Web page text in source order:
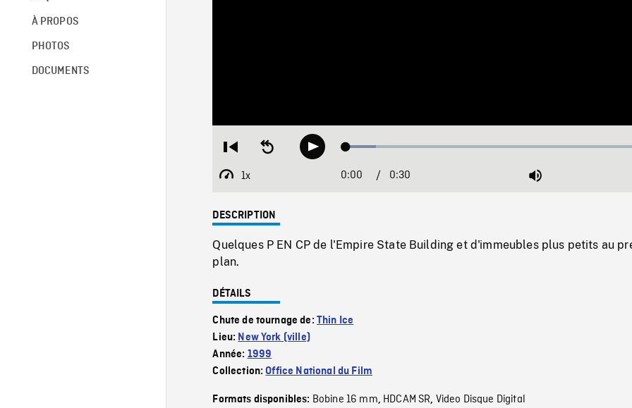
À PROPOS
PHOTOS
DOCUMENTS
Restart
beginning
Seek
backwardPlay Loaded:
1x
Playback
Current
0:00 / Duration
0:30 Mute
DESCRIPTION
Quelques P EN CP de l'Empire State Building et d'immeubles plus petits au
plan.
DÉTAILS
Chute de tournage de: Thin Ice
Lieu: New York (ville)
Année: 1999
Collection:Office National du Film
Formats disponibles: Bobine 16 mm, HDCAM SR, Video Disque Digital